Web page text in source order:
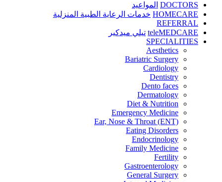
DOCTORS المواعيد
HOMECARE خدمات الرعاية الطبية المنزلية
REFERRAL
teleMEDCARE تيلي ميدكير
SPECIALITIES
Aesthetics
Bariatric Surgery
Cardiology
Dentistry
Dento faces
Dermatology
Diet & Nutrition
Emergency Medicine
Ear, Nose & Throat (ENT)
Eating Disorders
Endocrinology
Family Medicine
Fertility
Gastroenterology
General Surgery